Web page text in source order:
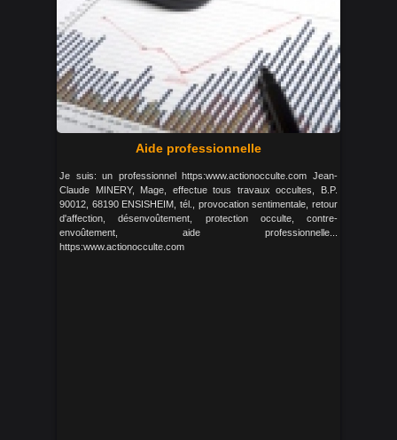
Aide professionnelle
Je suis: un professionnel https:www.actionocculte.com Jean-
Claude MINERY, Mage, effectue tous travaux occultes, B.P.
90012, 68190 ENSISHEIM, tél., provocation sentimentale, retour
d'affection, désenvoûtement, protection occulte, contre-
envoûtement, aide professionnelle...
https:www.actionocculte.com